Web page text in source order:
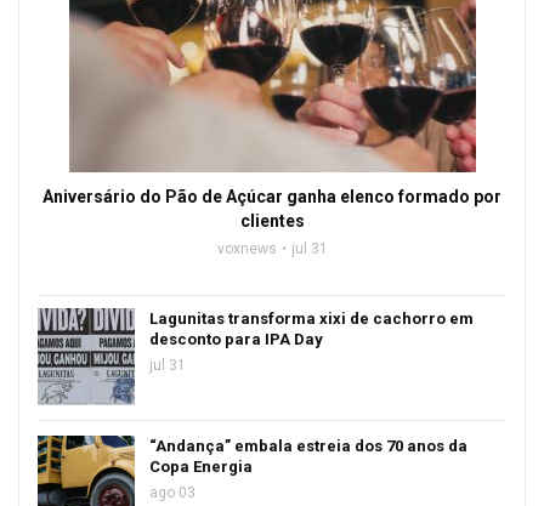
Aniversário do Pão de Açúcar ganha elenco formado por
clientes
voxnews jul 31
Lagunitas transforma xixi de cachorro em
desconto para IPA Day
jul 31
“Andança” embala estreia dos 70 anos da
Copa Energia
ago 03